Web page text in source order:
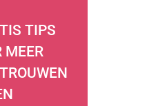
TIPS
MEER